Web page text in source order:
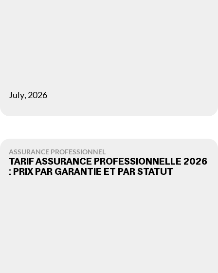
July, 2026
ASSURANCE PROFESSIONNEL
TARIF ASSURANCE PROFESSIONNELLE 2026
: PRIX PAR GARANTIE ET PAR STATUT